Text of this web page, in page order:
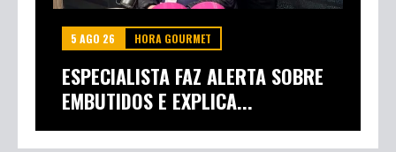
5 AGO 26 HORA GOURMET
ESPECIALISTA FAZ ALERTA SOBRE
EMBUTIDOS E EXPLICA...